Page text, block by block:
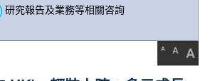
研究報告及業務等相關咨詢
A A A